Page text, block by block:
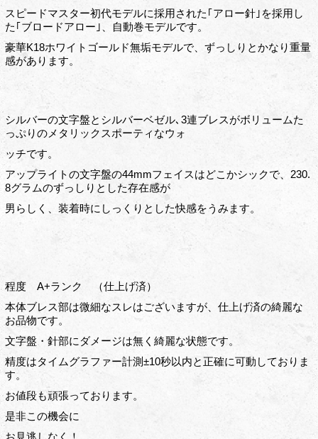
スピードマスター初代モデルに採用された｢アロー針｣を採用し
た｢ブロードアロー｣、自動巻モデルです。
豪華K18ホワイトゴールド無垢モデルで、ずっしりとかなり重量
感があります。
シルバーの文字盤とシルバーベゼル､3連ブレスがボリュームた
っぷりのメタリックスポーティなウォ
ッチです。
アップライトの文字盤の44mmフェイスはどこかシックで、230.
8グラムのずっしりとした存在感が
男らしく、装着時にしっくりとした快感をうみます。
程度 A+ランク （仕上げ済）
本体ブレス部は微細なスレはございますが、仕上げ済の綺麗な
お品物です。
文字盤・針部にダメージは無く綺麗な状態です。
精度はタイムグラファー計測±10秒以内と正確に可動しておりま
す。
お値段も頑張っております。
是非この機会に